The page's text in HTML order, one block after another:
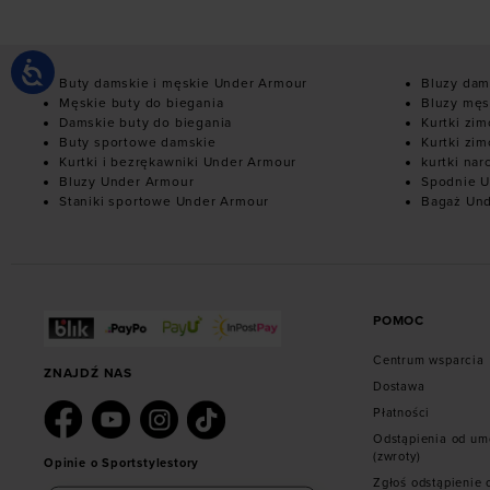
Buty damskie i męskie Under Armour
Męskie buty do biegania
Damskie buty do biegania
Buty sportowe damskie
Kurtki i bezrękawniki Under Armour
Bluzy Under Armour
Staniki sportowe Under Armour
Bluzy
Bluzy
Kurtki
Kurtki
kurtki
Spodnie
Bagaż
ZNAJDŹ NAS
Opinie o Sportstylestory
POMOC
Centrum wsparcia
Dostawa
Płatności
Odstąpienia od
(zwroty)
Zgłoś odstąpienie